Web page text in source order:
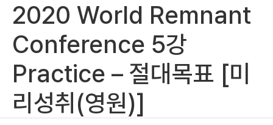
2020 World Remnant
Conference 5강
Practice – 절대목표 [미
리성취(영원)]